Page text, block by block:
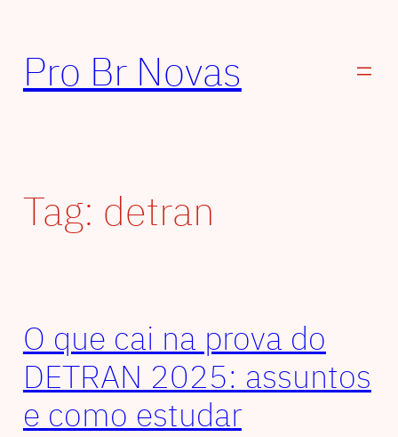
conteúdo
Pro Br Novas
Tag: detran
O que cai na prova do
DETRAN 2025: assuntos
e como estudar